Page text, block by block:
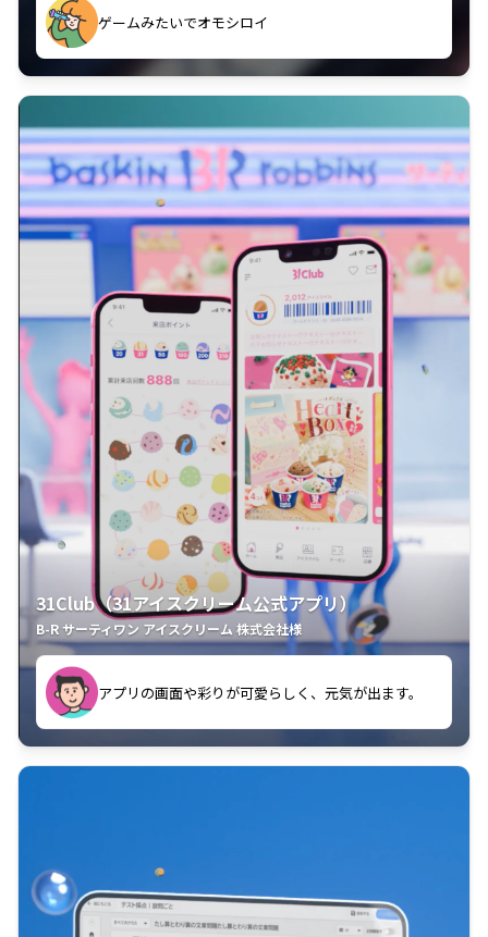
ゲームみたいでオモシロイ
久々のモーターショーがアプリでもっと楽しめました
31Club（31アイスクリーム公式アプリ）
B-R サーティワン アイスクリーム 株式会社様
アプリの画面や彩りが可愛らしく、元気が出ます。
クラスごとに特典があるようなので使うのが楽しいで
す。